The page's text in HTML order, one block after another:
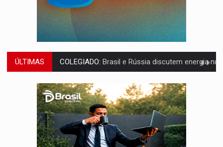
ÚLTIMAS URGENTE:Colisão entre caminhão e carro deixa quatro mortos e um em
ENCONTRO: Amazônia Negra ganha projeção nacional com participação de
PREVISÃO:Porto Velho tem chances de chuvas isoladas nesta
SINDICATOS UNIDOS: Assembleia Geral delibera greve da educação
PROCESSO SELETIVO:Rondoniaovivo abre oficina de Comunicação com